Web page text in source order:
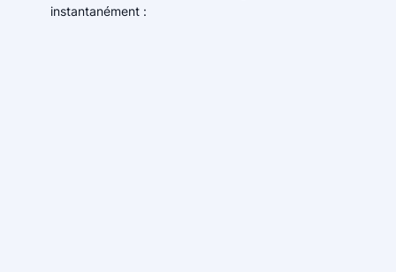
instantanément :